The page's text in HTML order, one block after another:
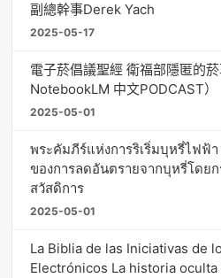
副總幹事Derek Yach
2025-05-17
電子菸倡議聖經 衛福部隱匿的
NotebookLM 中文PODCAST）
2025-05-01
พระคัมภีร์แห่งการริเริ่มบุหรี่ไฟฟ้
ของการลดอันตรายจากบุหรี่โดย
สวัสดิการ
2025-05-01
La Biblia de las Iniciativas de
Electrónicos La historia